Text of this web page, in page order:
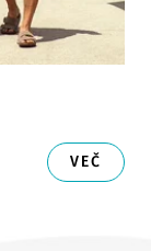
VEČ